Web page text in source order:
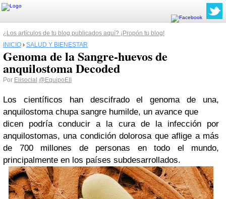
¿Los artículos de tu blog publicados aquí? ¡Propón tu blog!
INICIO › SALUD Y BIENESTAR
Genoma de la Sangre-huevos de
anquilostoma Decoded
Por Eiisocial @EquipoEII
Los científicos han descifrado el genoma de una,
anquilostoma chupa sangre humilde, un avance que
dicen podría conducir a la cura de la infección por
anquilostomas, una condición dolorosa que aflige a más
de 700 millones de personas en todo el mundo,
principalmente en los países subdesarrollados.